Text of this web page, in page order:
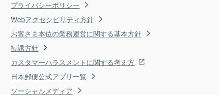
プライバシーポリシー
Webアクセシビリティ方針
お客さま本位の業務運営に関する基本方針
勧誘方針
カスタマーハラスメントに関する考え方
日本郵便公式アプリ一覧
ソーシャルメディア